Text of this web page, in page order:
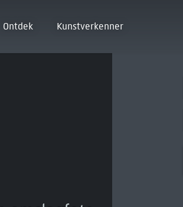
Ontdek Kunstverkenner